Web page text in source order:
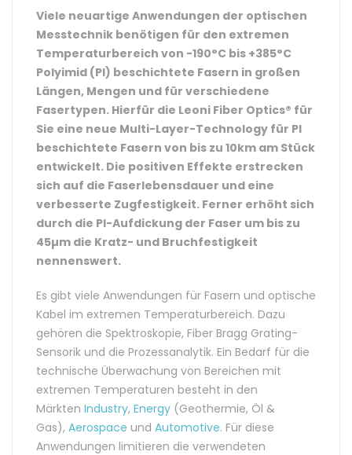
Viele neuartige Anwendungen der optischen
Messtechnik benötigen für den extremen
Temperaturbereich von -190°C bis +385°C
Polyimid (PI) beschichtete Fasern in großen
Längen, Mengen und für verschiedene
Fasertypen. Hierfür die Leoni Fiber Optics® für
Sie eine neue Multi-Layer-Technology für PI
beschichtete Fasern von bis zu 10km am Stück
entwickelt. Die positiven Effekte erstrecken
sich auf die Faserlebensdauer und eine
verbesserte Zugfestigkeit. Ferner erhöht sich
durch die PI-Aufdickung der Faser um bis zu
45µm die Kratz- und Bruchfestigkeit
nennenswert.
Es gibt viele Anwendungen für Fasern und optische
Kabel im extremen Temperaturbereich. Dazu
gehören die Spektroskopie, Fiber Bragg Grating-
Sensorik und die Prozessanalytik. Ein Bedarf für die
technische Überwachung von Bereichen mit
extremen Temperaturen besteht in den
Märkten Industry, Energy (Geothermie, Öl &
Gas), Aerospace und Automotive. Für diese
Anwendungen limitieren die verwendeten